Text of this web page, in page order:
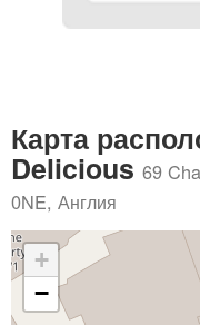
Карта
Delicious 69
0NE, Англия
+
−